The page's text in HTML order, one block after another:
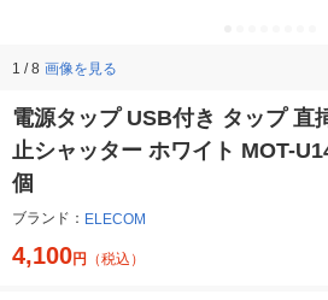
1 / 8 画像を見る
電源タップ USB付き タップ 直
止シャッター ホワイト MOT-
個
ブランド： ELECOM
4,100円 （税込）